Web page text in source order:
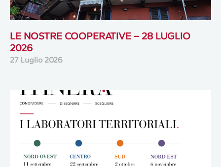
LE NOSTRE COOPERATIVE – 28 LUGLIO
2026
27 Luglio 2026